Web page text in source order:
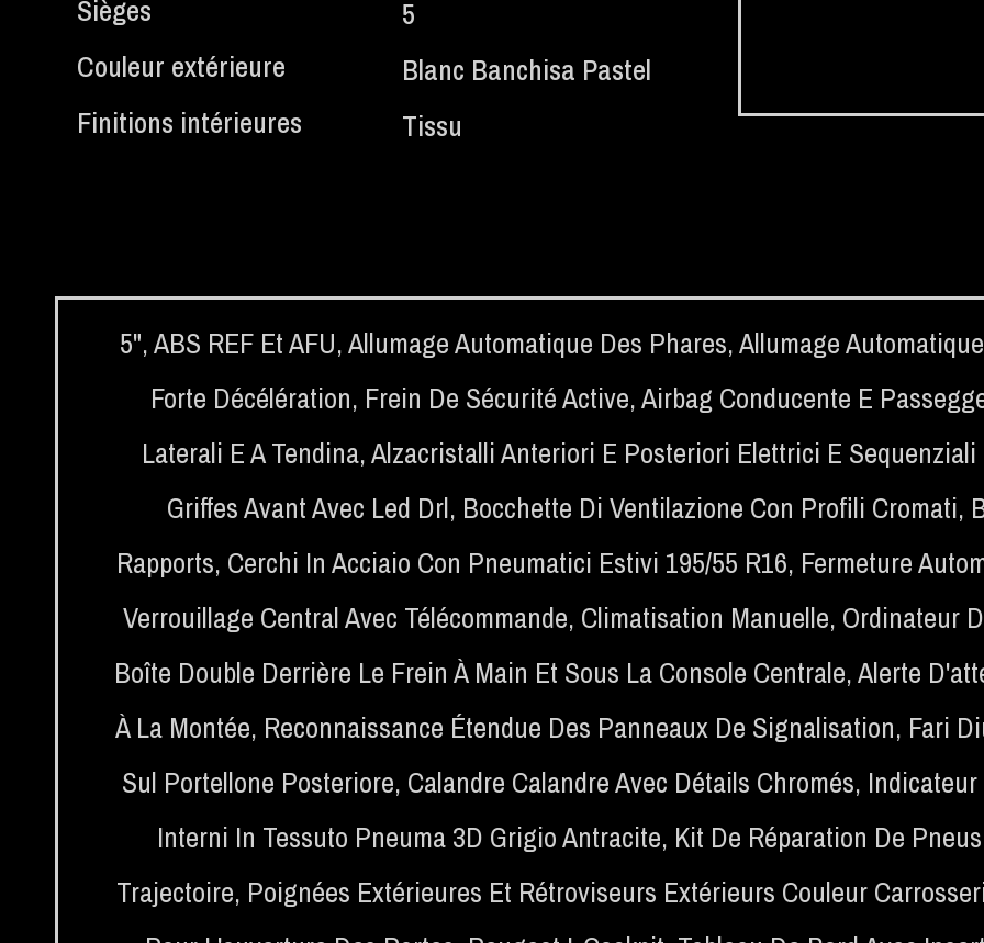
Sièges
5
Couleur extérieure
Blanc Banchisa Pastel
Finitions intérieures
Tissu
5",ABS REF Et AFU,Allumage Automatique Des Phares,Allumage
Forte Décélération, Frein De Sécurité Active,Airbag Conducente E
Laterali E A Tendina,Alzacristalli Anteriori E Posteriori Elettrici E
Griffes Avant Avec Led Drl, Bocchette Di Ventilazione Con Profili Cromati,
Rapports, Cerchi In Acciaio Con Pneumatici Estivi 195/55 R16, Fermeture
Verrouillage Central Avec Télécommande, Climatisation Manuelle, Ordinateur
Boîte Double Derrière Le Frein À Main Et Sous La Console Centrale,Alerte
À La Montée, Reconnaissance Étendue Des Panneaux De Signalisation, Fari
Sul Portellone Posteriore, Calandre Calandre Avec Détails Chromés,
Interni In Tessuto Pneuma 3D Grigio Antracite, Kit De Réparation De Pneus
Trajectoire, Poignées Extérieures Et Rétroviseurs Extérieurs Couleur